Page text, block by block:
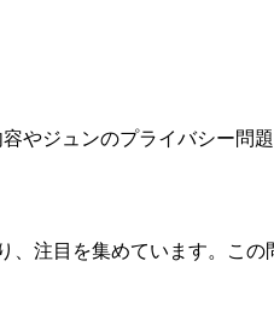
やジュンのプライバシー問
、注目を集めています。こ